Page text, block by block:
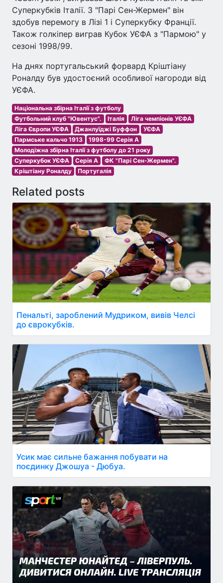
Суперкубків Італії. З "Парі Сен-Жермен" він
здобув перемогу в Лізі 1 і Суперкубку Франції.
Також голкіпер виграв Кубок УЄФА з "Пармою" у
сезоні 1998/99.
На днях португальський форвард Кріштіану
Роналду був удостоєний особливої нагороди від
УЄФА.
Національна збірна Італії з футболу
Футбольний клуб "Ювентус".
Італія
Ліга чемпіонів УЄФА
Ліга Європи УЄФА
Джанлуїджі Буффон
УЄФА
Пармське кальчо 1913
1998-99 Серія A
Молодіжна збірна Італії з футболу до 21 року
Суперкубок УЄФА
Серія A
ФК "Парі Сен-Жермен".
Кріштіану Роналду
Португалія
Related posts
Пенальті, зароблений Мудриком, вивів Челсі
до єврокубків.
Усик має сильне бажання побувати на
поєдинку Джошуа - Дюбуа.